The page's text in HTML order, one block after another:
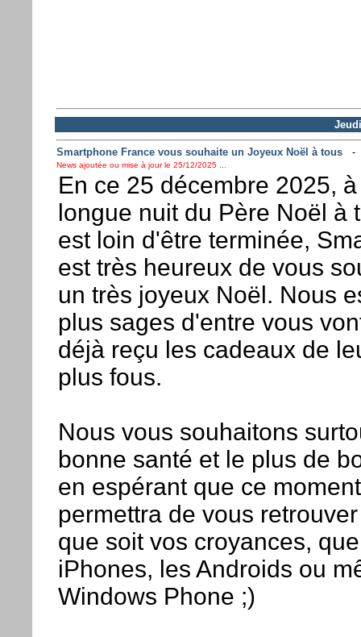
Smartphone France vous souhaite un Joyeux Noël à tous
News ajoutée ou mise à jour le 25/12/2025 ...
En ce 25 décembre 2025,
longue nuit du Père Noël à
est loin d'être terminée,
est très heureux de vous
un très joyeux Noël. Nous
plus sages d'entre vous
déjà reçu les cadeaux de
plus fous.
Nous vous souhaitons
bonne santé et le plus de
en espérant que ce
permettra de vous
que soit vos croyances,
iPhones, les Androids ou
Windows Phone ;)